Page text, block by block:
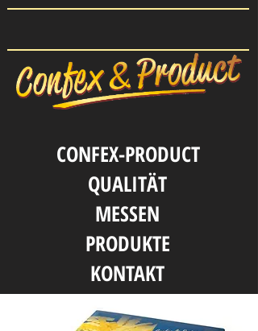
QUALITӒT
CONFEX-PRODUCT
MESSEN
PRODUKTE
KONTAKT